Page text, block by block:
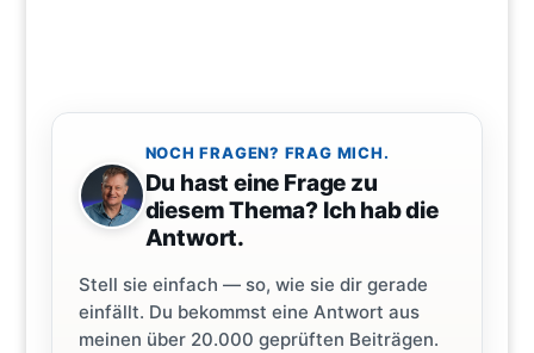
NOCH FRAGEN? FRAG MICH.
Du hast eine Frage zu
diesem Thema? Ich hab die
Antwort.
Stell sie einfach — so, wie sie dir gerade
einfällt. Du bekommst eine Antwort aus
meinen über 20.000 geprüften Beiträgen.